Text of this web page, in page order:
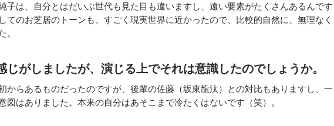
は、自分とはだいぶ世代も見た目も違いますし、遠い要素がたくさんあるんです
てのお芝居のトーンも、すごく現実世界に近かったので、比較的自然に、無理なく
。
じがしましたが、演じる上でそれは意識したのでしょうか。
らあるものだったのですが、後輩の佐藤（坂東龍汰）との対比もありますし、一
図はありました。本来の自分はあそこまで冷たくはないです（笑）。